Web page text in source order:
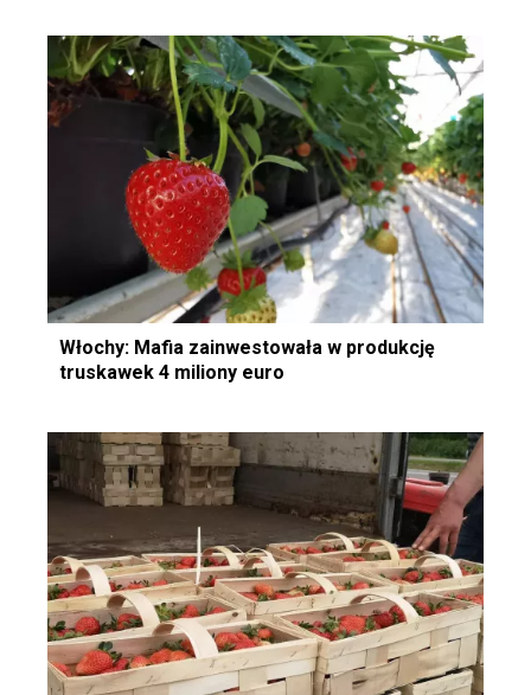
Włochy: Mafia zainwestowała w produkcję
truskawek 4 miliony euro